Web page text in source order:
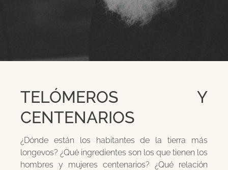
TELÓMEROS Y
CENTENARIOS
¿Dónde están los habitantes de la tierra más
longevos? ¿Qué ingredientes son los que tienen los
hombres y mujeres centenarios? ¿Qué relación